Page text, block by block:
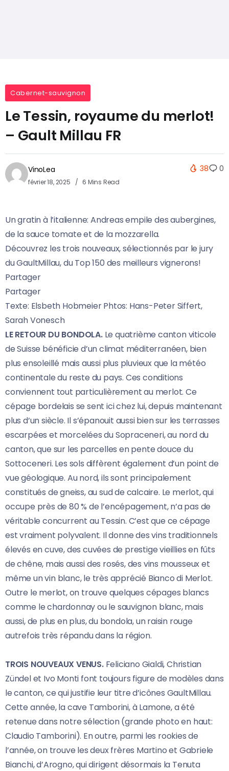
Cabernet-sauvignon
Le Tessin, royaume du merlot!
– Gault Millau FR
VinoLea
février 18, 2025 6 Mins Read
38 0
Un gratin à l’italienne: Andreas empile des aubergines,
de la sauce tomate et de la mozzarella.
Découvrez les trois nouveaux, sélectionnés par le jury
du GaultMillau, du Top 150 des meilleurs vignerons!
Partager
Partager
Texte: Elsbeth Hobmeier Phtos: Hans-Peter Siffert,
Sarah Vonesch
LE RETOUR DU BONDOLA.Le quatrième canton viticole
de Suisse bénéficie d’un climat méditerranéen, bien
plus ensoleillé mais aussi plus pluvieux que la météo
continentale du reste du pays. Ces conditions
conviennent tout particulièrement au merlot. Ce
cépage bordelais se sent ici chez lui, depuis maintenant
plus d’un siècle. Il s’épanouit aussi bien sur les terrasses
escarpées et morcelées du Sopraceneri, au nord du
canton, que sur les parcelles en pente douce du
Sottoceneri. Les sols diffèrent également d’un point de
vue géologique. Au nord, ils sont principalement
constitués de gneiss, au sud de calcaire. Le merlot, qui
occupe près de 80 % de l’encépagement, n’a pas de
véritable concurrent au Tessin. C’est que ce cépage
est vraiment polyvalent. Il donne des vins traditionnels
élevés en cuve, des cuvées de prestige vieillies en fûts
de chêne, mais aussi des rosés, des vins mousseux et
même un vin blanc, le très apprécié Bianco di Merlot.
Outre le merlot, on trouve quelques cépages blancs
comme le chardonnay ou le sauvignon blanc, mais
aussi, de plus en plus, du bondola, un raisin rouge
autrefois très répandu dans la région.
TROIS NOUVEAUX VENUS.Feliciano Gialdi, Christian
Zündel et Ivo Monti font toujours figure de modèles dans
le canton, ce qui justifie leur titre d’icônes GaultMillau.
Cette année, la cave Tamborini, à Lamone, a été
retenue dans notre sélection (grande photo en haut:
Claudio Tamborini). En outre, parmi les rookies de
l’année, on trouve les deux frères Martino et Gabriele
Bianchi, d’Arogno, qui dirigent désormais la Tenuta